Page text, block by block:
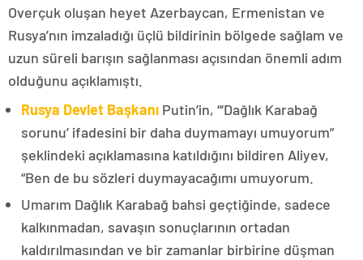
Overçuk oluşan heyet Azerbaycan, Ermenistan ve
Rusya’nın imzaladığı üçlü bildirinin bölgede sağlam ve
uzun süreli barışın sağlanması açısından önemli adım
olduğunu açıklamıştı.
Rusya Devlet Başkanı Putin’in, “‘Dağlık Karabağ
sorunu’ ifadesini bir daha duymamayı umuyorum”
şeklindeki açıklamasına katıldığını bildiren Aliyev,
“Ben de bu sözleri duymayacağımı umuyorum.
Umarım Dağlık Karabağ bahsi geçtiğinde, sadece
kalkınmadan, savaşın sonuçlarının ortadan
kaldırılmasından ve bir zamanlar birbirine düşman